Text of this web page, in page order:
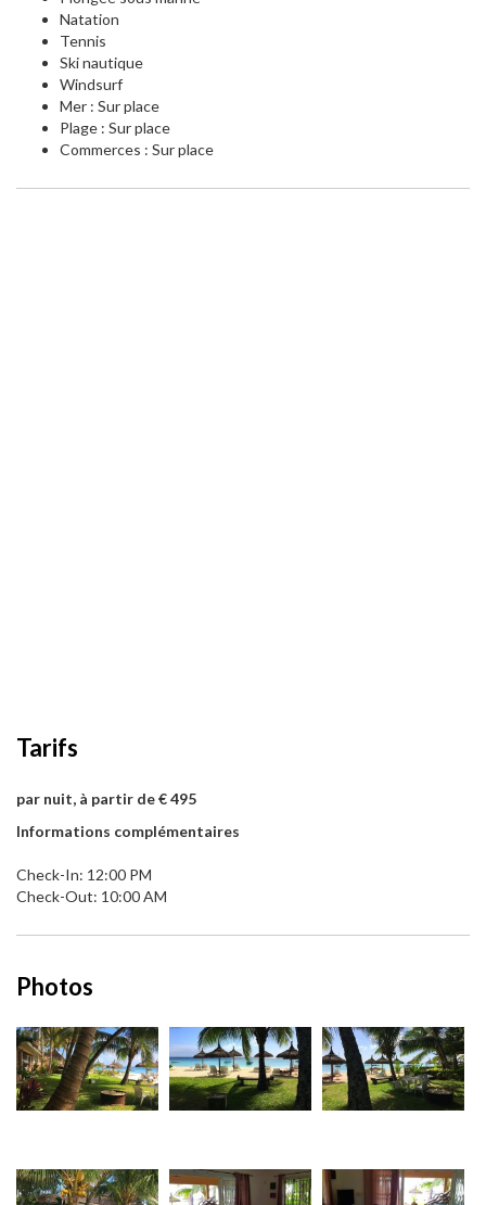
Natation
Tennis
Ski nautique
Windsurf
Mer : Sur place
Plage : Sur place
Commerces : Sur place
Tarifs
par nuit, à partir de € 495
Informations complémentaires
Check-In: 12:00 PM
Check-Out: 10:00 AM
Photos